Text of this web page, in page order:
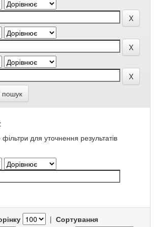
пошук
для уточнення результатів
| Сортування